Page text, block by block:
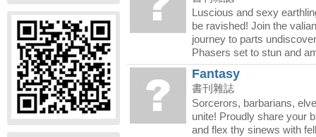
Luscious and sexy
be ravished! Join the
journey to parts
Phasers set to stun and
Fantasy
書刊雜誌
Sorcerors, barbarians,
unite! Proudly share your
and flex thy sinews with